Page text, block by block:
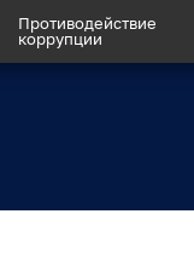
Противодействие
коррупции